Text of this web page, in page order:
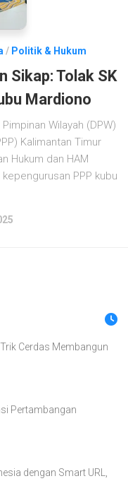
/ Politik & Hukum
Sikap: Tolak SK
Mardiono
Wilayah (DPW)
Kalimantan Timur
Hukum dan HAM
PPP kubu
Cerdas Membangun
Pertambangan
dengan Smart URL,